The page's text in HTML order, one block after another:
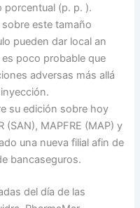
porcentual (p. p. ).
este tamaño
pueden dar local an
poco probable que
adversas más allá
su edición sobre hoy
(SAN), MAPFRE (MAP) y
una nueva filial afin de
bancaseguros.
del día de las